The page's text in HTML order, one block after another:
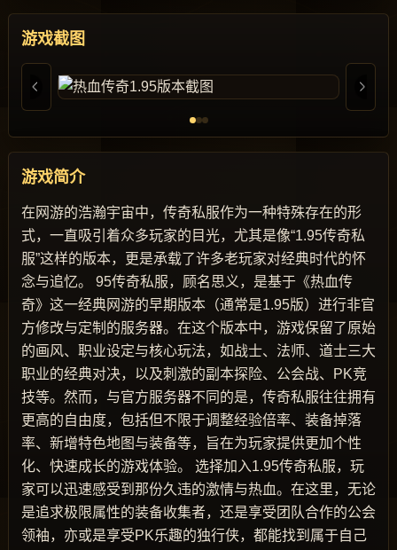
游戏截图
游戏简介
在网游的浩瀚宇宙中，传奇私服作为一种特殊存在的形
式，一直吸引着众多玩家的目光，尤其是像“1.95传奇私
服”这样的版本，更是承载了许多老玩家对经典时代的怀
念与追忆。 95传奇私服，顾名思义，是基于《热血传
奇》这一经典网游的早期版本（通常是1.95版）进行非官
方修改与定制的服务器。在这个版本中，游戏保留了原始
的画风、职业设定与核心玩法，如战士、法师、道士三大
职业的经典对决，以及刺激的副本探险、公会战、PK竞
技等。然而，与官方服务器不同的是，传奇私服往往拥有
更高的自由度，包括但不限于调整经验倍率、装备掉落
率、新增特色地图与装备等，旨在为玩家提供更加个性
化、快速成长的游戏体验。 选择加入1.95传奇私服，玩
家可以迅速感受到那份久违的激情与热血。在这里，无论
是追求极限属性的装备收集者，还是享受团队合作的公会
领袖，亦或是享受PK乐趣的独行侠，都能找到属于自己